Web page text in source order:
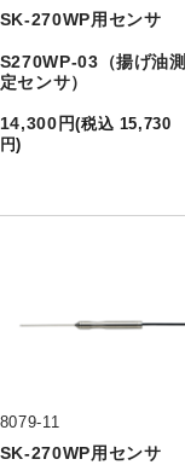
SK-270WP用センサ
S270WP-03（揚げ油測
定センサ）
14,300 円(税込 15,730
円)
8079-11
SK-270WP用センサ